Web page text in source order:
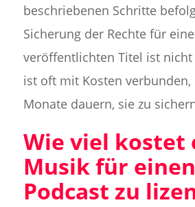
beschriebenen Schritte
Sicherung der Rechte für
veröffentlichten Titel ist
ist oft mit Kosten verbunden,
Monate dauern, sie zu
Wie viel kostet
Musik für einen
Podcast zu